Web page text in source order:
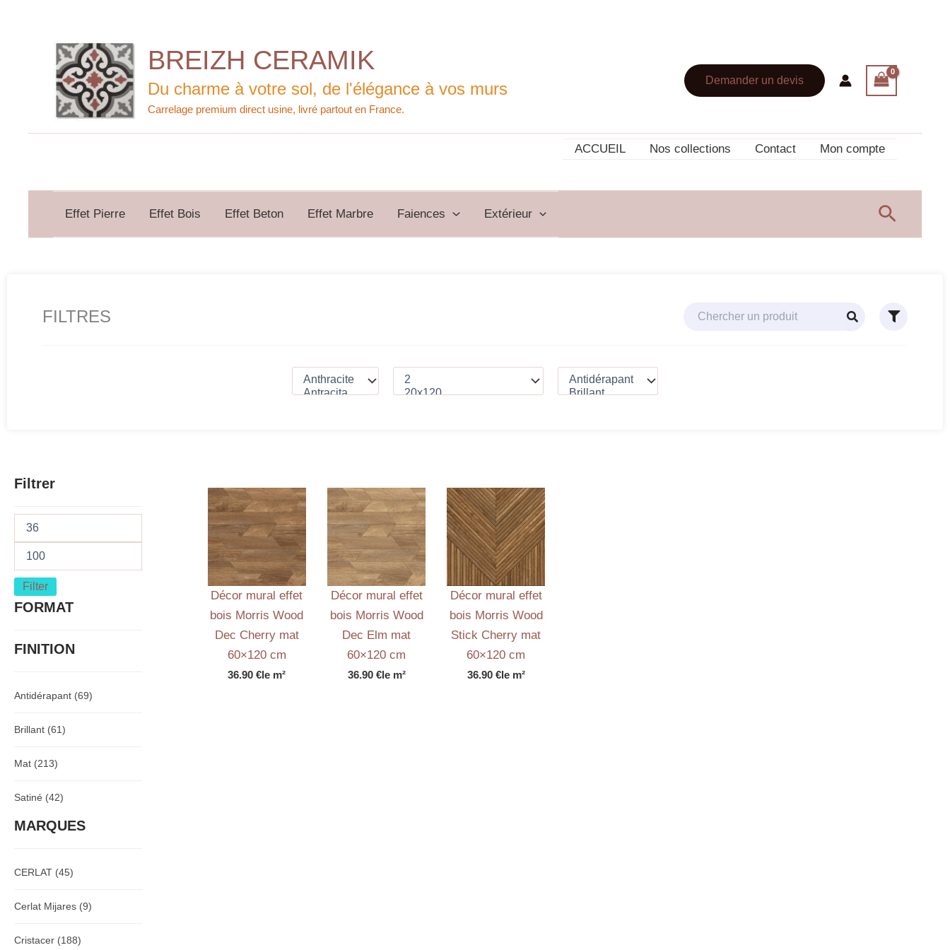
BREIZH CERAMIK
Du charme à votre sol, de l'élégance à vos murs Demander un devis
ACCUEIL Nos collections Contact Mon compte
Effet Pierre Effet Bois Effet Beton Effet Marbre Faiences Extérieur
FILTRES
Filtrer
Filter
FORMAT
FINITION
Antidérapant (69)
Brillant (61)
Mat (213)
Satiné (42)
MARQUES
CERLAT (45)
Cerlat Mijares (9)
Cristacer (188)
Décor mural effet
bois Morris Wood
Dec Cherry mat
60×120 cm
36.90€le m²
Décor mural effet
bois Morris Wood
Dec Elm mat
60×120 cm
36.90 €le m²
Décor mural effet
bois Morris Wood
Stick Cherry mat
60×120 cm
36.90 €le m²